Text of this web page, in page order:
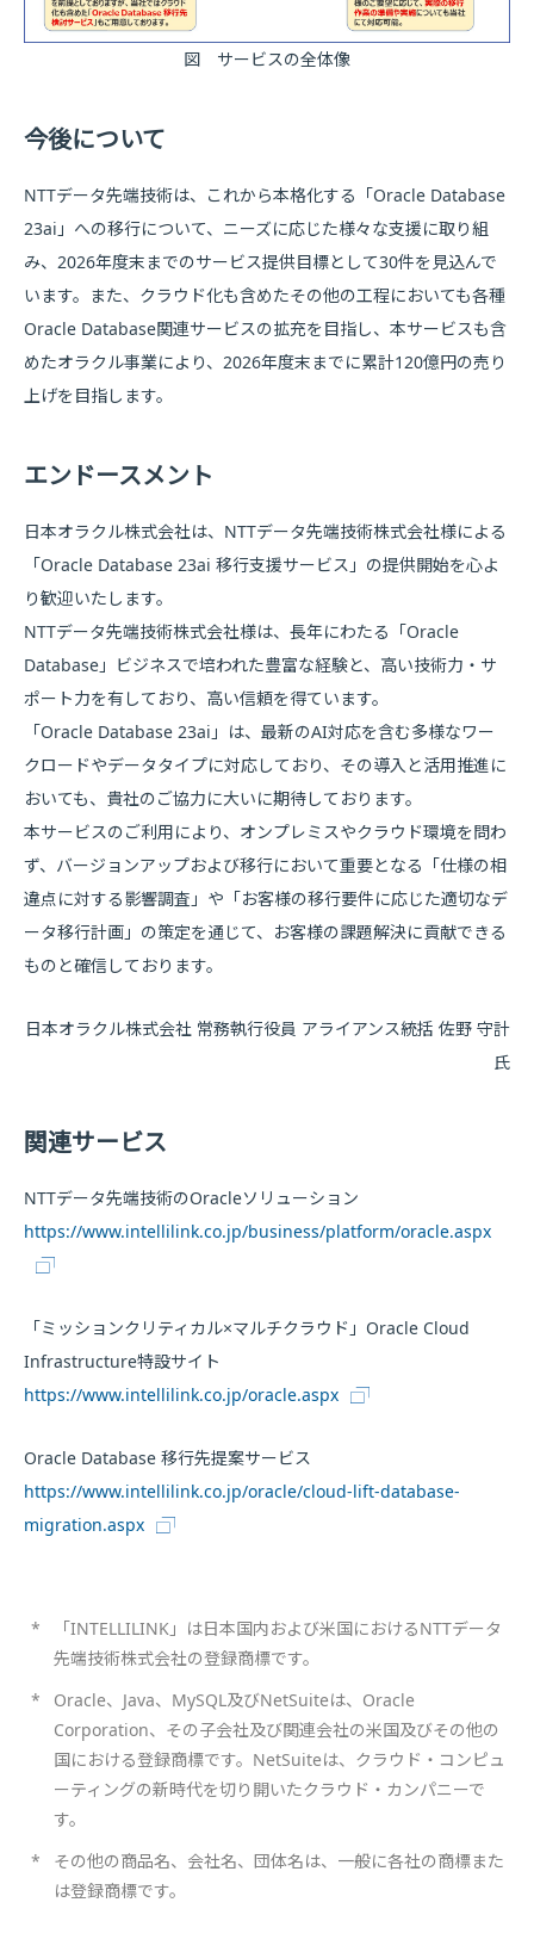
図 サービスの全体像
今後について
NTTデータ先端技術は、これから本格化する「Oracle Database
23ai」への移行について、ニーズに応じた様々な支援に取り組
み、2026年度末までのサービス提供目標として30件を見込んで
います。また、クラウド化も含めたその他の工程においても各種
Oracle Database関連サービスの拡充を目指し、本サービスも含
めたオラクル事業により、2026年度末までに累計120億円の売り
上げを目指します。
エンドースメント
日本オラクル株式会社は、NTTデータ先端技術株式会社様による
「Oracle Database 23ai 移行支援サービス」の提供開始を心よ
り歓迎いたします。
NTTデータ先端技術株式会社様は、長年にわたる「Oracle
Database」ビジネスで培われた豊富な経験と、高い技術力・サ
ポート力を有しており、高い信頼を得ています。
「Oracle Database 23ai」は、最新のAI対応を含む多様なワー
クロードやデータタイプに対応しており、その導入と活用推進に
おいても、貴社のご協力に大いに期待しております。
本サービスのご利用により、オンプレミスやクラウド環境を問わ
ず、バージョンアップおよび移行において重要となる「仕様の相
違点に対する影響調査」や「お客様の移行要件に応じた適切なデ
ータ移行計画」の策定を通じて、お客様の課題解決に貢献できる
ものと確信しております。
日本オラクル株式会社 常務執行役員 アライアンス統括 佐野 守計
氏
関連サービス
NTTデータ先端技術のOracleソリューション
https://www.intellilink.co.jp/business/platform/oracle.aspx
「ミッションクリティカル×マルチクラウド」Oracle Cloud
Infrastructure特設サイト
https://www.intellilink.co.jp/oracle.aspx
Oracle Database 移行先提案サービス
https://www.intellilink.co.jp/oracle/cloud-lift-database-
migration.aspx
*
「INTELLILINK」は日本国内および米国におけるNTTデータ
先端技術株式会社の登録商標です。
*
Oracle、Java、MySQL及びNetSuiteは、Oracle
Corporation、その子会社及び関連会社の米国及びその他の
国における登録商標です。NetSuiteは、クラウド・コンピュ
ーティングの新時代を切り開いたクラウド・カンパニーで
す。
*
その他の商品名、会社名、団体名は、一般に各社の商標また
は登録商標です。